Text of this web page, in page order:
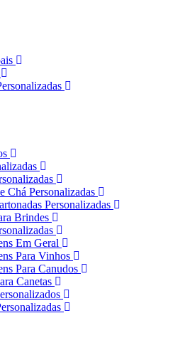
Chá Personalizadas
Personalizadas
Brindes
Em Geral
Para Vinhos
Para Canudos
Canetas